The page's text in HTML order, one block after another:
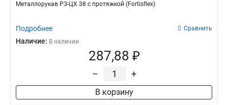
Металлорукав РЗ-ЦХ 38 с протяжкой (Fortisflex)
Подробнее Сравнить
Наличие: В наличии
287,88 ₽
– +
В корзину